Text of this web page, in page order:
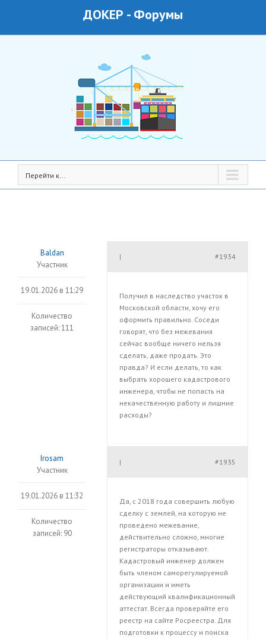
ДОКЕР - Форумы
Перейти к...
Baldan
Участник
19.01.2026 в 11:29
Количество
записей: 111
#1934
|
Получил в наследство участок в
Московской области, хочу его
оформить правильно. Соседи
говорят, что без межевания
сейчас вообще ничего нельзя
сделать, даже продать. Это
правда? И если делать, то как
выбрать хорошего кадастрового
инженера, чтобы не попасть на
некачественную работу и лишние
расходы?
Irosam
Участник
19.01.2026 в 11:32
Количество
записей: 90
#1935
|
Да, с 2018 года совершить любую
сделку с землей, на которую не
проведено межевание,
действительно сложно, многие
регистраторы отказывают.
Кадастровый инженер должен
быть членом саморегулируемой
организации и иметь
действующий квалификационный
аттестат. Всегда проверяйте его
реестр на сайте Росреестра. Для
подготовки к процессу и поиска